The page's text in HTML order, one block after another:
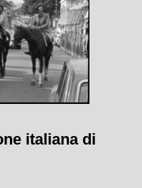
italiana di